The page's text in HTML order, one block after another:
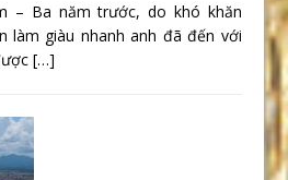
– Ba năm trước, do khó khăn
làm giàu nhanh anh đã đến với
[…]